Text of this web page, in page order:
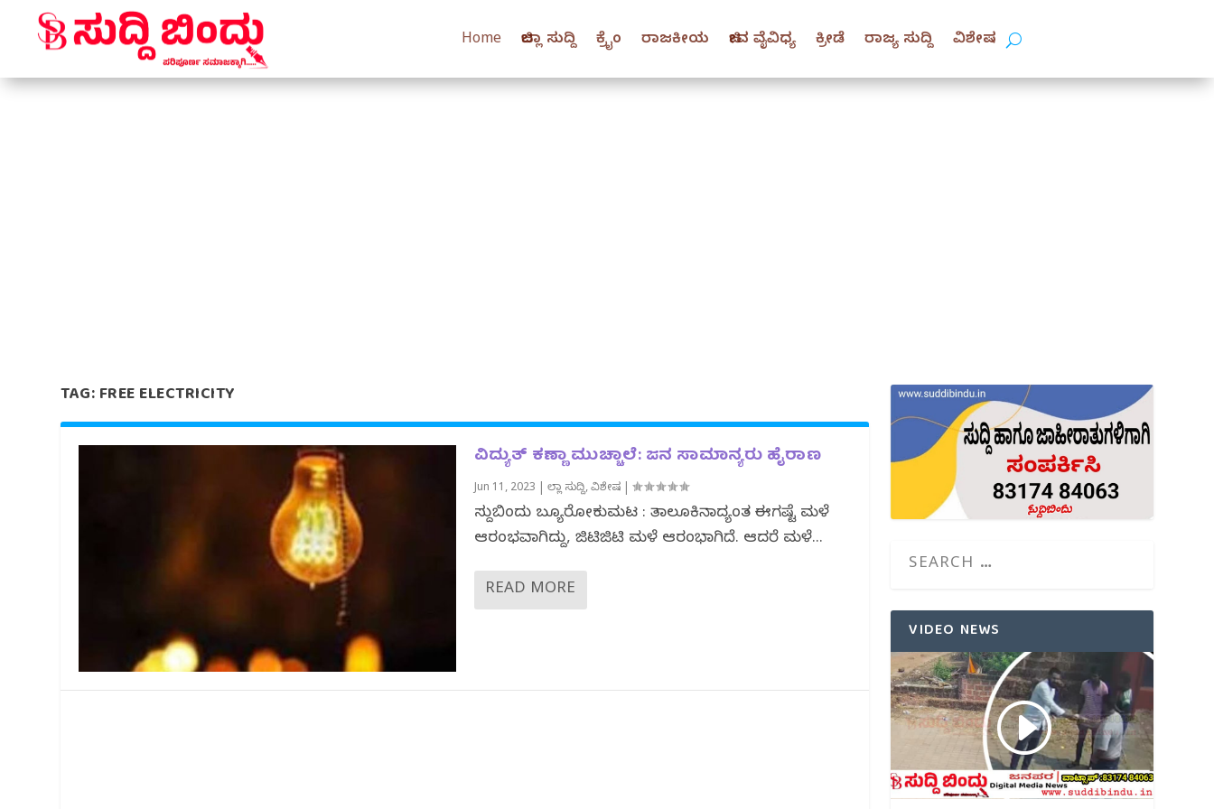
Home ಜಿಲ್ಲಾ ಸುದ್ದಿ ಕ್ರೈಂ ರಾಜಕೀಯ ಜೀವ ವೈವಿಧ್ಯ ಕ್ರೀಡೆ ರಾಜ್ಯ ಸುದ್ದಿ ವಿಶೇಷ
TAG:FREE ELECTRICITY
ವಿದ್ಯುತ್ ಕಣ್ಣಾ ಮುಚ್ಚಾಲೆ: ಜನ ಸಾಮಾನ್ಯರು ಹೈರಾಣ
Jun 11, 2023 ಜಿಲ್ಲಾ ಸುದ್ದಿ,ವಿಶೇಷ|
ಸುದ್ದಿಬಿಂದು ಬ್ಯೂರೋಕುಮಟ : ತಾಲೂಕಿನಾದ್ಯಂತ ಈಗಷ್ಟೆ ಮಳೆ
ಆರಂಭವಾಗಿದ್ದು, ಜಿಟಿಜಿಟಿ ಮಳೆ ಆರಂಭಾಗಿದೆ. ಆದರೆ ಮಳೆ...
READ MORE
VIDEO NEWS